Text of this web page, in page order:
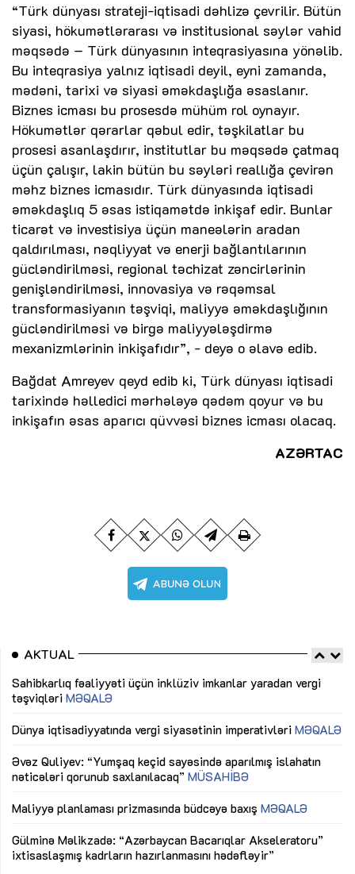
“Türk dünyası strateji-iqtisadi dəhlizə çevrilir. Bütün
siyasi, hökumətlərarası və institusional səylər vahid
məqsədə – Türk dünyasının inteqrasiyasına yönəlib.
Bu inteqrasiya yalnız iqtisadi deyil, eyni zamanda,
mədəni, tarixi və siyasi əməkdaşlığa əsaslanır.
Biznes icması bu prosesdə mühüm rol oynayır.
Hökumətlər qərarlar qəbul edir, təşkilatlar bu
prosesi asanlaşdırır, institutlar bu məqsədə çatmaq
üçün çalışır, lakin bütün bu səyləri reallığa çevirən
məhz biznes icmasıdır. Türk dünyasında iqtisadi
əməkdaşlıq 5 əsas istiqamətdə inkişaf edir. Bunlar
ticarət və investisiya üçün maneələrin aradan
qaldırılması, nəqliyyat və enerji bağlantılarının
gücləndirilməsi, regional təchizat zəncirlərinin
genişləndirilməsi, innovasiya və rəqəmsal
transformasiyanın təşviqi, maliyyə əməkdaşlığının
gücləndirilməsi və birgə maliyyələşdirmə
mexanizmlərinin inkişafıdır”, - deyə o əlavə edib.
Bağdat Amreyev qeyd edib ki, Türk dünyası iqtisadi
tarixində həlledici mərhələyə qədəm qoyur və bu
inkişafın əsas aparıcı qüvvəsi biznes icması olacaq.
AZƏRTAC
AKTUAL
Sahibkarlıq fəaliyyəti üçün inklüziv imkanlar yaradan vergi
təşviqləri MƏQALƏ
Dünya iqtisadiyyatında vergi siyasətinin imperativləri MƏQALƏ
Əvəz Quliyev: “Yumşaq keçid sayəsində aparılmış islahatın
nəticələri qorunub saxlanılacaq” MÜSAHİBƏ
Maliyyə planlaması prizmasında büdcəyə baxış MƏQALƏ
Gülminə Məlikzadə: “Azərbaycan Bacarıqlar Akseleratoru”
ixtisaslaşmış kadrların hazırlanmasını hədəfləyir”